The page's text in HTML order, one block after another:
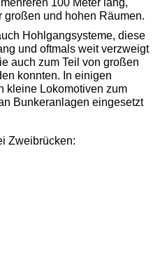
großen und hohen Räumen.
Hohlgangsysteme, diese
und oftmals weit verzweigt
auch zum Teil von großen
konnten. In einigen
kleine Lokomotiven zum
Bunkeranlagen eingesetzt
Zweibrücken: